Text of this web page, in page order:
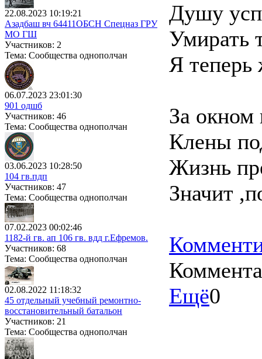
22.08.2023 10:19:21
Азадбаш вч 64411ОБСН Спецназ ГРУ
МО ГШ
Участников: 2
Тема: Сообщества однополчан
06.07.2023 23:01:30
901 одшб
Участников: 46
Тема: Сообщества однополчан
03.06.2023 10:28:50
104 гв.пдп
Участников: 47
Тема: Сообщества однополчан
07.02.2023 00:02:46
1182-й гв. ап 106 гв. вдд г.Ефремов.
Участников: 68
Тема: Сообщества однополчан
02.08.2022 11:18:32
45 отдельный учебный ремонтно-
восстановительный батальон
Участников: 21
Тема: Сообщества однополчан
Душу
Умирать
Я
За окном
Клены
Жизнь
Значит
Ещё0